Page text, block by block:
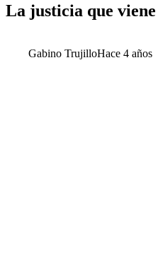
La justicia que
Gabino TrujilloHace 4 años